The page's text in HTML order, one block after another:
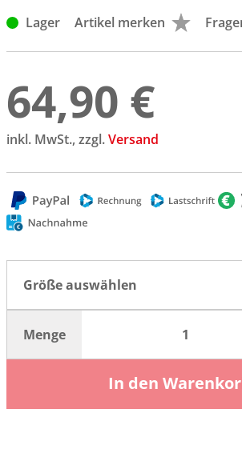
Lager Artikel merken
64,90 €
inkl. MwSt., zzgl.Versand
Größe auswählen
Menge
In den